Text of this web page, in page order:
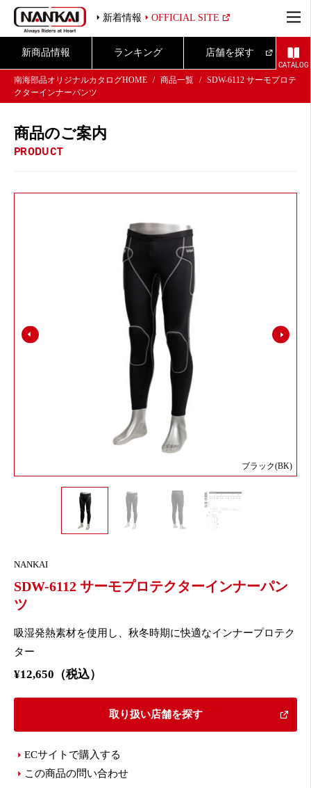
新着情報 OFFICIAL SITE
新商品情報 ランキング 店舗を探す
CATALOG
南海部品オリジナルカタログHOME
商品一覧
SDW-6112 サーモプロテ
クターインナーパンツ
商品のご案内
PRODUCT
ブラック(BK)
NANKAI
SDW-6112 サーモプロテクターインナーパン
ツ
吸湿発熱素材を使用し、秋冬時期に快適なインナープロテク
ター
¥12,650（税込）
取り扱い店舗を探す
ECサイトで購入する
この商品の問い合わせ